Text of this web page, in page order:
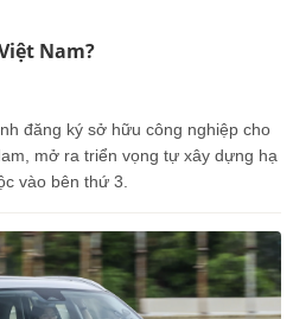
Nam?
đăng ký sở hữu công nghiệp cho
mở ra triển vọng tự xây dựng hạ
vào bên thứ 3.